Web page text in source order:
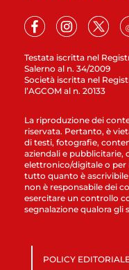
Testata iscritta nel
Salerno al n. 34/2009
Società iscritta nel
l’AGCOM al n. 20133
La riproduzione dei
riservata. Pertanto, è
di testi, fotografie,
aziendali e pubblicitarie,
elettronico/digitale o per
tutto quanto è
non è responsabile dei
esercitare un controllo
segnalazione qualora gli
POLICY